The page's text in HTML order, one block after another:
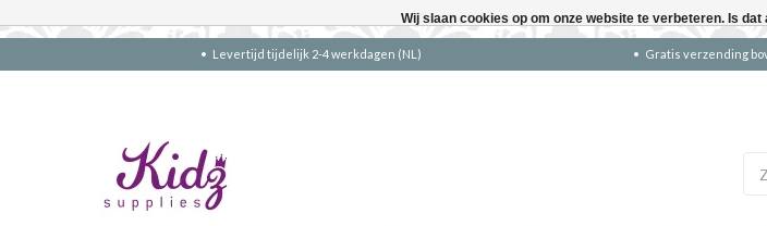
Levertijd tijdelijk 2-4 werkdagen (NL) Gratis verzending
Wij slaan cookies op om onze website te verbeteren. Is dat